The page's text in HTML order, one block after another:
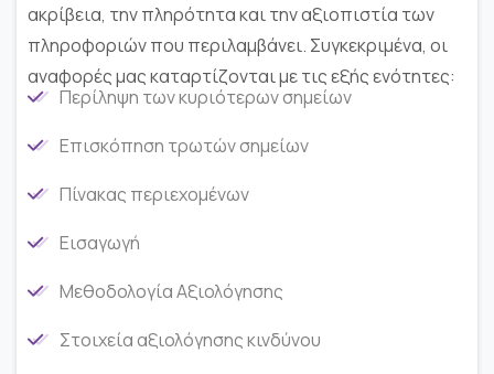
ακρίβεια, την πληρότητα και την αξιοπιστία των
πληροφοριών που περιλαμβάνει. Συγκεκριμένα, οι
αναφορές μας καταρτίζονται με τις εξής ενότητες:
Περίληψη των κυριότερων σημείων
Επισκόπηση τρωτών σημείων
Πίνακας περιεχομένων
Εισαγωγή
Μεθοδολογία Αξιολόγησης
Στοιχεία αξιολόγησης κινδύνου